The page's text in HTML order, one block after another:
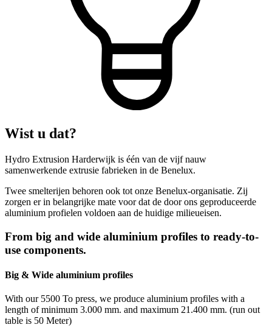
Wist u dat?
Hydro Extrusion Harderwijk is één van de vijf nauw
samenwerkende extrusie fabrieken in de Benelux.
Twee smelterijen behoren ook tot onze Benelux-organisatie. Zij
zorgen er in belangrijke mate voor dat de door ons geproduceerde
aluminium profielen voldoen aan de huidige milieueisen.
From big and wide aluminium profiles to ready-to-
use components.
Big & Wide aluminium profiles
With our 5500 To press, we produce aluminium profiles with a
length of minimum 3.000 mm. and maximum 21.400 mm. (run out
table is 50 Meter)